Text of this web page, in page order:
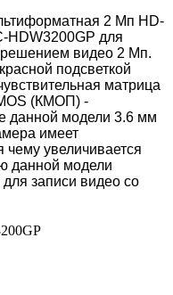
2 Мп HD-
HDW3200GP для
видео 2 Мп.
подсветкой
матрица
(КМОП) -
данной модели 3.6 мм
имеет
чему увеличивается
данной модели
записи видео со